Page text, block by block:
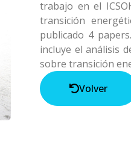
trabajo en el
transición
publicado 4
incluye el análisis
sobre transición
Volver